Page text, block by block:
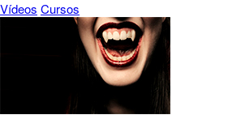
Vídeos Cursos